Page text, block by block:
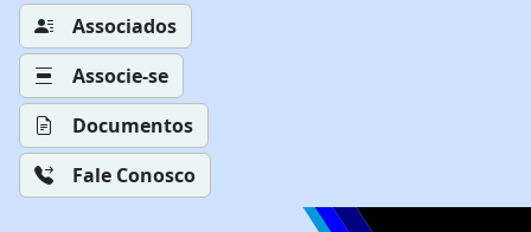
Associados
Associe-se
Documentos
Fale Conosco